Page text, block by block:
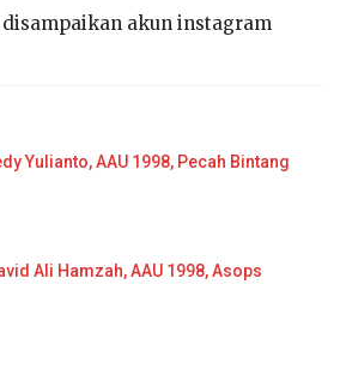
akun instagram
Yulianto, AAU 1998, Pecah Bintang
Ali Hamzah, AAU 1998, Asops